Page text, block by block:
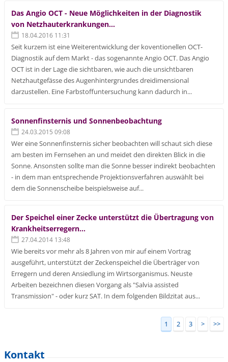
Das Angio OCT - Neue Möglichkeiten in der Diagnostik
von Netzhauterkrankungen...
18.04.2016 11:31
Seit kurzem ist eine Weiterentwicklung der koventionellen OCT-
Diagnostik auf dem Markt - das sogenannte Angio OCT. Das Angio
OCT ist in der Lage die sichtbaren, wie auch die unsichtbaren
Netzhautgefässe des Augenhintergrundes dreidimensional
darzustellen. Eine Farbstoffuntersuchung kann dadurch in...
Sonnenfinsternis und Sonnenbeobachtung
24.03.2015 09:08
Wer eine Sonnenfinsternis sicher beobachten will schaut sich diese
am besten im Fernsehen an und meidet den direkten Blick in die
Sonne. Ansonsten sollte man die Sonne besser indirekt beobachten
- in dem man entsprechende Projektionsverfahren auswählt bei
dem die Sonnenscheibe beispielsweise auf...
Der Speichel einer Zecke unterstützt die Übertragung von
Krankheitserregern...
27.04.2014 13:48
Wie bereits vor mehr als 8 Jahren von mir auf einem Vortrag
ausgeführt, unterstützt der Zeckenspeichel die Überträger von
Erregern und deren Ansiedlung im Wirtsorganismus. Neuste
Arbeiten bezeichnen diesen Vorgang als "Salvia assisted
Transmission" - oder kurz SAT. In dem folgenden Bildzitat aus...
1 2 3 > >>
Kontakt